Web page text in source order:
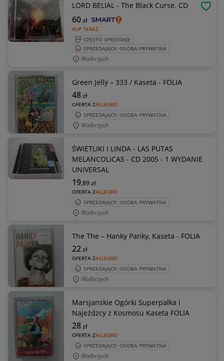
LORD BELIAL - The Black Curse. CD
KUP TERAZ
60zł
CZĘSTO SPRZEDAJE
SPRZEDAJĄCY: OSOBA PRYWATNA
Wałbrzych
Green Jellÿ – 333 / Kaseta - FOLIA
OFERTA ZALLEGRO
48zł
SPRZEDAJĄCY: OSOBA PRYWATNA
Wałbrzych
ŚWIETLIKI I LINDA - LAS PUTAS
MELANCOLICAS - CD 2005 - 1 WYDANIE
UNIVERSAL
OFERTA ZALLEGRO
19,89zł
SPRZEDAJĄCY: OSOBA PRYWATNA
Wałbrzych
The The – Hanky Panky, Kaseta - FOLIA
OFERTA ZALLEGRO
22zł
SPRZEDAJĄCY: OSOBA PRYWATNA
Wałbrzych
Marsjanskie Ogórki Superpałka i
Najeźdzcy z Kosmosu Kaseta FOLIA
OFERTA ZALLEGRO
28zł
SPRZEDAJĄCY: OSOBA PRYWATNA
Wałbrzych